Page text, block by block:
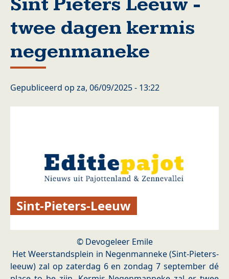
twee dagen kermis
negenmaneke
Gepubliceerd op za, 06/09/2025 - 13:22
Sint-Pieters-Leeuw
© Devogeleer Emile
Het Weerstandsplein in Negenmanneke (Sint-Pieters-
leeuw) zal op zaterdag 6 en zondag 7 september dé